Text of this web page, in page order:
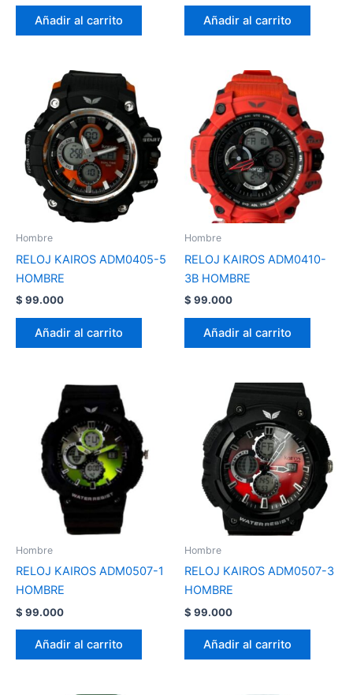
Añadir al carrito Añadir al carrito
Hombre
RELOJ KAIROS ADM0405-5
HOMBRE
$ 99.000
Añadir al carrito
Hombre
RELOJ KAIROS ADM0410-
3B HOMBRE
$ 99.000
Añadir al carrito
Hombre
RELOJ KAIROS ADM0507-1
HOMBRE
$ 99.000
Añadir al carrito
Hombre
RELOJ KAIROS ADM0507-3
HOMBRE
$ 99.000
Añadir al carrito